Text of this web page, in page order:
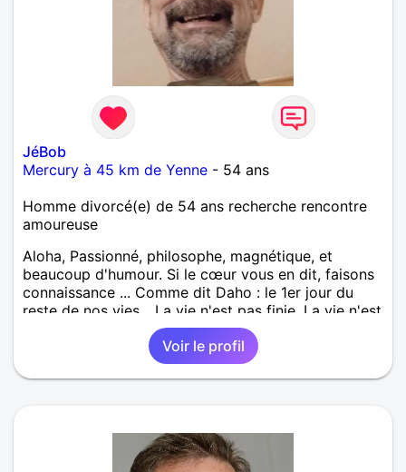
JéBob
Mercury à 45 km de Yenne - 54 ans
Homme divorcé(e) de 54 ans recherche rencontre
amoureuse
Aloha, Passionné, philosophe, magnétique, et
beaucoup d'humour. Si le cœur vous en dit, faisons
connaissance ... Comme dit Daho : le 1er jour du
reste de nos vies... La vie n'est pas finie, La vie n'est
pas passée... Big Up 💚💛❤️
Voir le profil